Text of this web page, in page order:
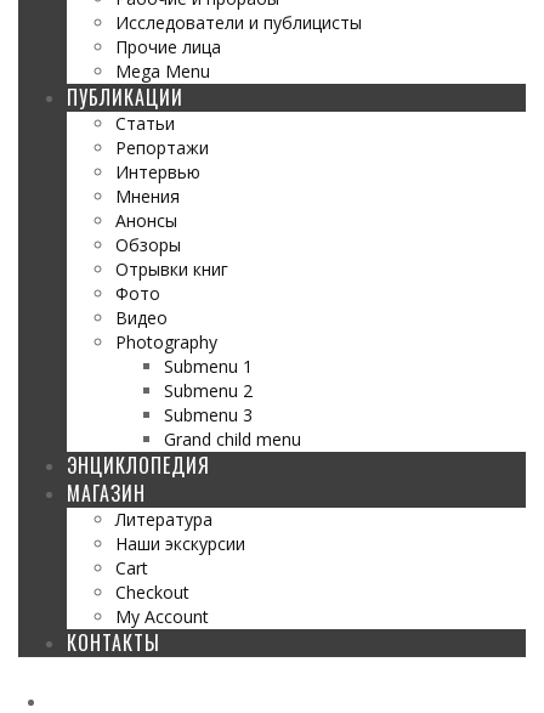
Исследователи и публицисты
Прочие лица
Mega Menu
ПУБЛИКАЦИИ
Статьи
Репортажи
Интервью
Мнения
Анонсы
Обзоры
Отрывки книг
Фото
Видео
Photography
Submenu 1
Submenu 2
Submenu 3
Grand child menu
ЭНЦИКЛОПЕДИЯ
МАГАЗИН
Литература
Наши экскурсии
Cart
Checkout
My Account
КОНТАКТЫ